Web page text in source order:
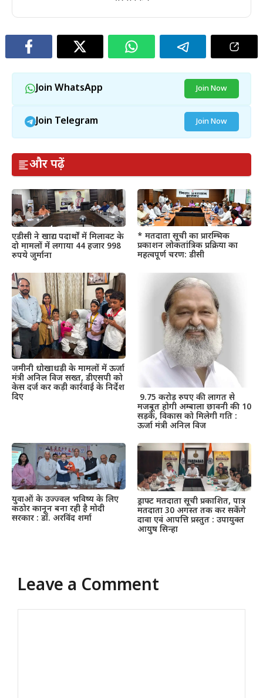
Join WhatsApp Join Now
Join Telegram Join Now
और पढ़ें
एडीसी ने खाद्य पदार्थों में मिलावट के
दो मामलों में लगाया 44 हजार 998
रुपये जुर्माना
* मतदाता सूची का प्रारम्भिक
प्रकाशन लोकतांत्रिक प्रक्रिया का
महत्वपूर्ण चरण: डीसी
जमीनी धोखाधड़ी के मामलों में ऊर्जा
मंत्री अनिल विज सख्त, डीएसपी को
केस दर्ज कर कड़ी कार्रवाई के निर्देश
दिए
9.75 करोड़ रुपए की लागत से
मजबूत होगी अम्बाला छावनी की 10
सड़कें, विकास को मिलेगी गति :
ऊर्जा मंत्री अनिल विज
युवाओं के उज्ज्वल भविष्य के लिए
कठोर कानून बना रही है मोदी
सरकार : डॉ. अरविंद शर्मा
ड्राफ्ट मतदाता सूची प्रकाशित, पात्र
मतदाता 30 अगस्त तक कर सकेंगे
दावा एवं आपत्ति प्रस्तुत : उपायुक्त
आयुष सिन्हा
Leave a Comment